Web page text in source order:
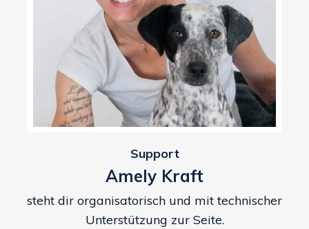
Support
Amely Kraft
steht dir organisatorisch und mit technischer
Unterstützung zur Seite.